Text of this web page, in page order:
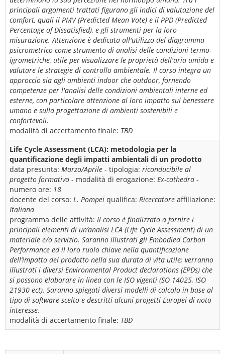
principali argomenti trattati figurano gli indici di valutazione del
comfort, quali il PMV (Predicted Mean Vote) e il PPD (Predicted
Percentage of Dissatisfied), e gli strumenti per la loro
misurazione. Attenzione è dedicata all'utilizzo del diagramma
psicrometrico come strumento di analisi delle condizioni termo-
igrometriche, utile per visualizzare le proprietà dell'aria umida e
valutare le strategie di controllo ambientale. Il corso integra un
approccio sia agli ambienti indoor che outdoor, fornendo
competenze per l'analisi delle condizioni ambientali interne ed
esterne, con particolare attenzione al loro impatto sul benessere
umano e sulla progettazione di ambienti sostenibili e
confortevoli.
modalità di accertamento finale: TBD
Life Cycle Assessment (LCA): metodologia per la
quantificazione degli impatti ambientali di un prodotto
data presunta: Marzo/Aprile - tipologia: riconducibile al
progetto formativo - modalità di erogazione: Ex-cathedra -
numero ore: 18
docente del corso: L. Pompei qualifica: Ricercatore affiliazione:
Italiana
programma delle attività: Il corso è finalizzato a fornire i
principali elementi di un’analisi LCA (Life Cycle Assessment) di un
materiale e/o servizio. Saranno illustrati gli Embodied Carbon
Performance ed il loro ruolo chiave nella quantificazione
dell’impatto del prodotto nella sua durata di vita utile; verranno
illustrati i diversi Environmental Product declarations (EPDs) che
si possono elaborare in linea con le ISO vigenti (SO 14025, ISO
21930 ect). Saranno spiegati diversi modelli di calcolo in base al
tipo di software scelto e descritti alcuni progetti Europei di noto
interesse.
modalità di accertamento finale: TBD